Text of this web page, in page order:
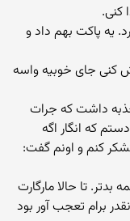
کنی.
یه پاکت بهم داد و
کنی جای خوبیه واسه
جذبه داشت که جرات
که انگار اگه
کنم و اونم گفت:
تا حالا مارگارت
برام تعجب آور بود